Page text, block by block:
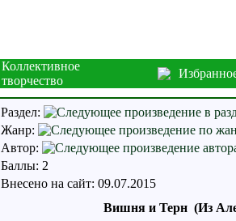
Коллективное
творчество
Раздел:
Жанр:
Автор:
Баллы: 2
Внесено на сайт: 09.07.2015
Вишня и Терн (Из